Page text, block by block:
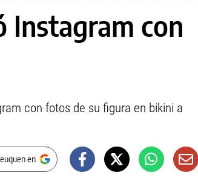
Instagram con
con fotos de su figura en bikini a
en